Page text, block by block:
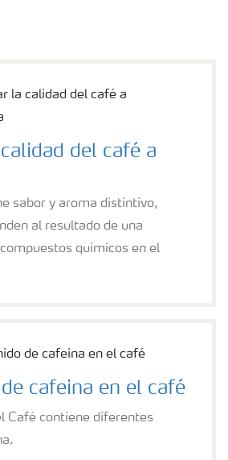
del café a
sabor y aroma distintivo,
al resultado de una
químicos en el
cafeina en el café
Café contiene diferentes